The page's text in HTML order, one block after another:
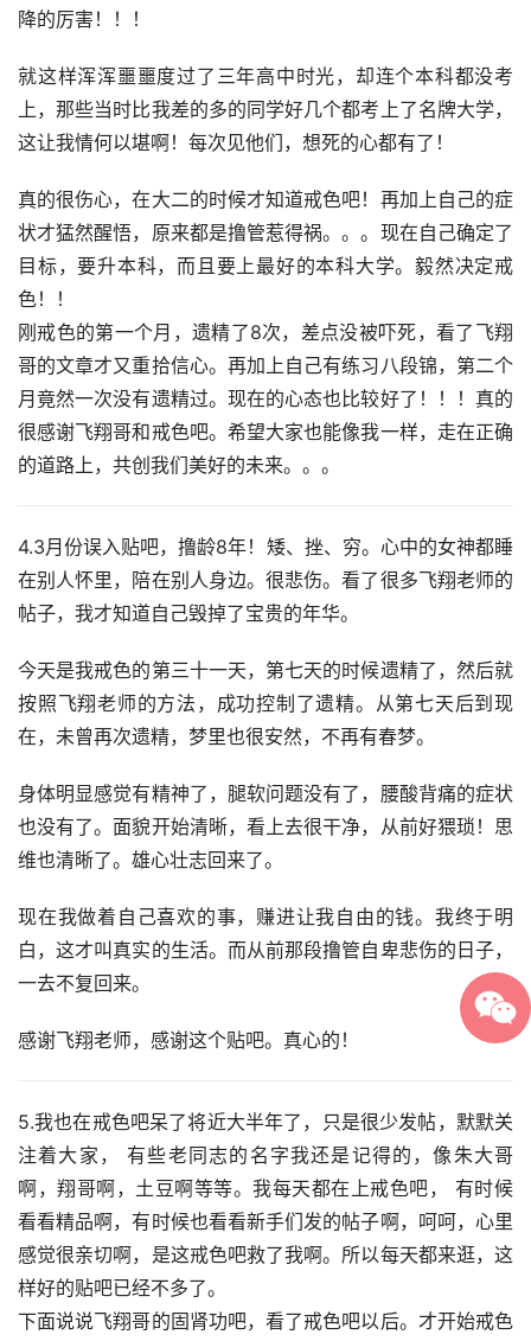
降的厉害！！！
就这样浑浑噩噩度过了三年高中时光，却连个本科都没考
上，那些当时比我差的多的同学好几个都考上了名牌大学，
这让我情何以堪啊！每次见他们，想死的心都有了！
真的很伤心，在大二的时候才知道戒色吧！再加上自己的症
状才猛然醒悟，原来都是撸管惹得祸。。。现在自己确定了
目标，要升本科，而且要上最好的本科大学。毅然决定戒
色！！
刚戒色的第一个月，遗精了8次，差点没被吓死，看了飞翔
哥的文章才又重拾信心。再加上自己有练习八段锦，第二个
月竟然一次没有遗精过。现在的心态也比较好了！！！真的
很感谢飞翔哥和戒色吧。希望大家也能像我一样，走在正确
的道路上，共创我们美好的未来。。。
4.3月份误入贴吧，撸龄8年！矮、挫、穷。心中的女神都睡
在别人怀里，陪在别人身边。很悲伤。看了很多飞翔老师的
帖子，我才知道自己毁掉了宝贵的年华。
今天是我戒色的第三十一天，第七天的时候遗精了，然后就
按照飞翔老师的方法，成功控制了遗精。从第七天后到现
在，未曾再次遗精，梦里也很安然，不再有春梦。
身体明显感觉有精神了，腿软问题没有了，腰酸背痛的症状
也没有了。面貌开始清晰，看上去很干净，从前好猥琐！思
维也清晰了。雄心壮志回来了。
现在我做着自己喜欢的事，赚进让我自由的钱。我终于明
白，这才叫真实的生活。而从前那段撸管自卑悲伤的日子，
一去不复回来。
感谢飞翔老师，感谢这个贴吧。真心的！
5.我也在戒色吧呆了将近大半年了，只是很少发帖，默默关
注着大家， 有些老同志的名字我还是记得的，像朱大哥
啊，翔哥啊，土豆啊等等。我每天都在上戒色吧， 有时候
看看精品啊，有时候也看看新手们发的帖子啊，呵呵，心里
感觉很亲切啊，是这戒色吧救了我啊。所以每天都来逛，这
样好的贴吧已经不多了。
下面说说飞翔哥的固肾功吧，看了戒色吧以后。才开始戒色